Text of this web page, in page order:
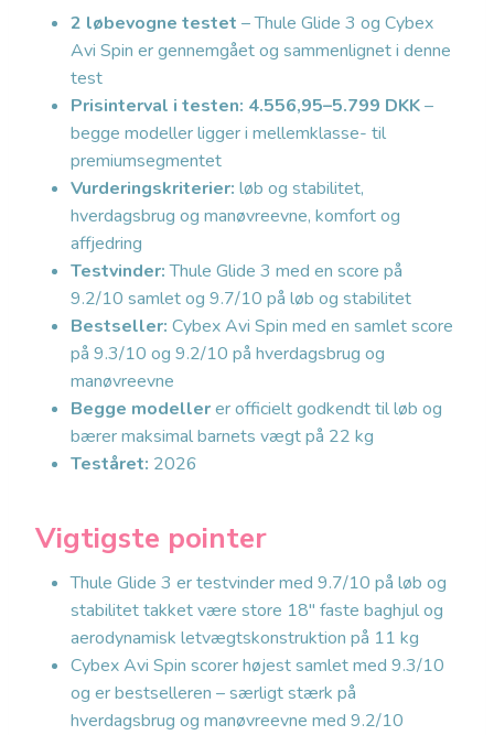
2 løbevogne testet – Thule Glide 3 og Cybex
Avi Spin er gennemgået og sammenlignet i denne
test
Prisinterval i testen: 4.556,95–5.799 DKK–
begge modeller ligger i mellemklasse- til
premiumsegmentet
Vurderingskriterier: løb og stabilitet,
hverdagsbrug og manøvreevne, komfort og
affjedring
Testvinder:Thule Glide 3 med en score på
9.2/10 samlet og 9.7/10 på løb og stabilitet
Bestseller: Cybex Avi Spin med en samlet score
på 9.3/10 og 9.2/10 på hverdagsbrug og
manøvreevne
Begge modellerer officielt godkendt til løb og
bærer maksimal barnets vægt på 22 kg
Teståret: 2026
Vigtigste pointer
Thule Glide 3 er testvinder med 9.7/10 på løb og
stabilitet takket være store 18″ faste baghjul og
aerodynamisk letvægtskonstruktion på 11 kg
Cybex Avi Spin scorer højest samlet med 9.3/10
og er bestselleren – særligt stærk på
hverdagsbrug og manøvreevne med 9.2/10